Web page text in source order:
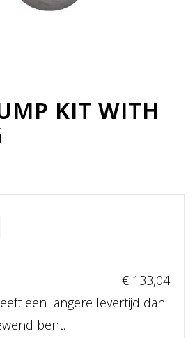
KIT WITH
€ 133,04
een langere levertijd dan
bent.